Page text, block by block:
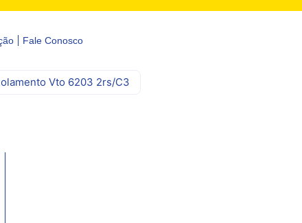
Fale Conosco
Vto 6203 2rs/C3